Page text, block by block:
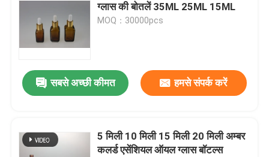
उत्पाद
ग्लास की बोतलें 35ML 25ML 15ML
MOQ：30000pcs
सबसे अच्छी कीमत हमसे संपर्क करें
5 मिली 10 मिली 15 मिली 20 मिली अम्बर
कलर्ड एसेंशियल ऑयल ग्लास बॉटल्स